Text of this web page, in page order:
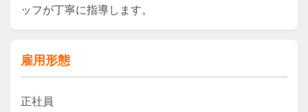
ッフが丁寧に指導します。
雇用形態
正社員